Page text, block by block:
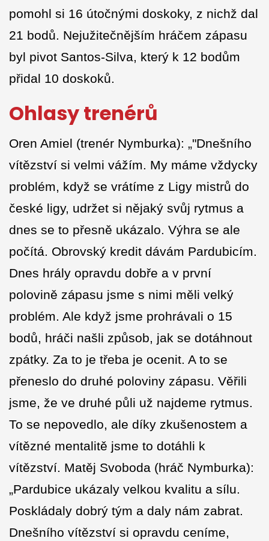
pomohl si 16 útočnými doskoky, z nichž dal
21 bodů. Nejužitečnějším hráčem zápasu
byl pivot Santos-Silva, který k 12 bodům
přidal 10 doskoků.
Ohlasy trenérů
Oren Amiel (trenér Nymburka): „"Dnešního
vítězství si velmi vážím. My máme vždycky
problém, když se vrátíme z Ligy mistrů do
české ligy, udržet si nějaký svůj rytmus a
dnes se to přesně ukázalo. Výhra se ale
počítá. Obrovský kredit dávám Pardubicím.
Dnes hrály opravdu dobře a v první
polovině zápasu jsme s nimi měli velký
problém. Ale když jsme prohrávali o 15
bodů, hráči našli způsob, jak se dotáhnout
zpátky. Za to je třeba je ocenit. A to se
přeneslo do druhé poloviny zápasu. Věřili
jsme, že ve druhé půli už najdeme rytmus.
To se nepovedlo, ale díky zkušenostem a
vítězné mentalitě jsme to dotáhli k
vítězství. Matěj Svoboda (hráč Nymburka):
„Pardubice ukázaly velkou kvalitu a sílu.
Poskládaly dobrý tým a daly nám zabrat.
Dnešního vítězství si opravdu ceníme,